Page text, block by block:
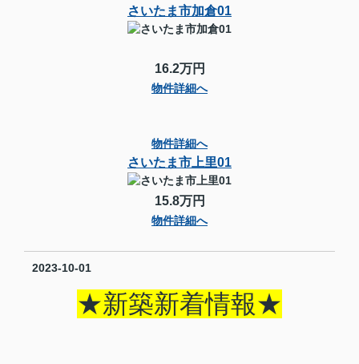
さいたま市加倉01
16.2万円
物件詳細へ
物件詳細へ
さいたま市上里01
15.8万円
物件詳細へ
2023-10-01
★新築新着情報★